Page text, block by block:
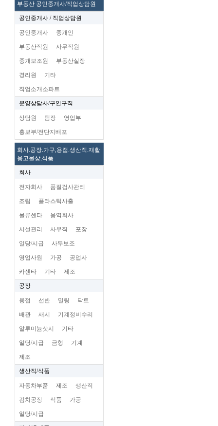
부동산 공인중개사/직업상담원
공인중개사 / 직업상담원
공인중개사 중개인
부동산직원 사무직원
중개보조원 부동산실장
경리원 기타
직업소개소파트
분양상담사/구인구직
상담원 팀장 영업부
홍보부/전단지배포
회사.공장.가구,용접.생산직.재활
용고물상,식품
회사
전자회사 품질검사관리
조립 플라스틱사출
물류센타 용역회사
시설관리 사무직 포장
일당/시급 사무보조
영업사원 가공 공업사
카센타 기타 제조
공장
용접 선반 밀링 닥트
배관 새시 기계정비수리
알루미늄삿시 기타
일당/시급 금형 기계
제조
생산직/식품
자동차부품 제조 생산직
김치공장 식품 가공
일당/시급